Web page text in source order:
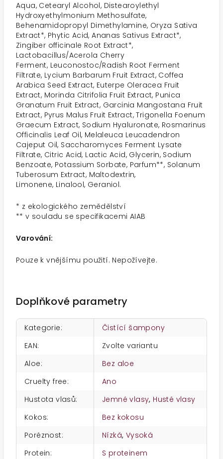
Aqua, Cetearyl Alcohol, Distearoylethyl
Hydroxyethylmonium Methosulfate,
Behenamidopropyl Dimethylamine, Oryza Sativa
Extract*, Phytic Acid, Ananas Sativus Extract*,
Zingiber officinale Root Extract*,
Lactobacillus/Acerola Cherry
Ferment, Leuconostoc/Radish Root Ferment
Filtrate, Lycium Barbarum Fruit Extract, Coffea
Arabica Seed Extract, Euterpe Oleracea Fruit
Extract, Morinda Citrifolia Fruit Extract, Punica
Granatum Fruit Extract, Garcinia Mangostana Fruit
Extract, Pyrus Malus Fruit Extract, Trigonella Foenum
Graecum Extract, Sodium Hyaluronate, Rosmarinus
Officinalis Leaf Oil, Melaleuca Leucadendron
Cajeput Oil, Saccharomyces Ferment Lysate
Filtrate, Citric Acid, Lactic Acid, Glycerin, Sodium
Benzoate, Potassium Sorbate, Parfum**, Solanum
Tuberosum Extract, Maltodextrin,
Limonene, Linalool, Geraniol.
* z ekologického zemědělství
** v souladu se specifikacemi AIAB
Varování:
Pouze k vnějšímu použití. Nepožívejte.
Doplňkové parametry
Kategorie:
Čistící šampony
EAN:
Zvolte variantu
Aloe:
Bez aloe
Cruelty free:
Ano
Hustota vlasů: Jemné vlasy, Husté vlasy
Kokos:
Bez kokosu
Poréznost: Nízká, Vysoká
Protein: S proteinem